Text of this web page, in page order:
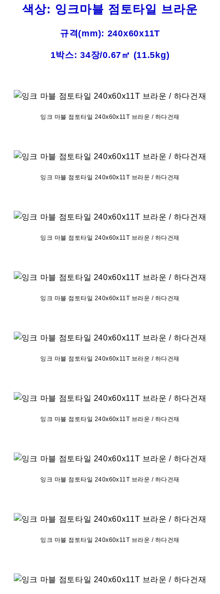
색상: 잉크마블 점토타일 브라운
규격(mm): 240x60x11T
1박스: 34장/0.67㎡ (11.5kg)
잉크 마블 점토타일 240x60x11T 브라운 / 하다건재
잉크 마블 점토타일 240x60x11T 브라운 / 하다건재
잉크 마블 점토타일 240x60x11T 브라운 / 하다건재
잉크 마블 점토타일 240x60x11T 브라운 / 하다건재
잉크 마블 점토타일 240x60x11T 브라운 / 하다건재
잉크 마블 점토타일 240x60x11T 브라운 / 하다건재
잉크 마블 점토타일 240x60x11T 브라운 / 하다건재
잉크 마블 점토타일 240x60x11T 브라운 / 하다건재